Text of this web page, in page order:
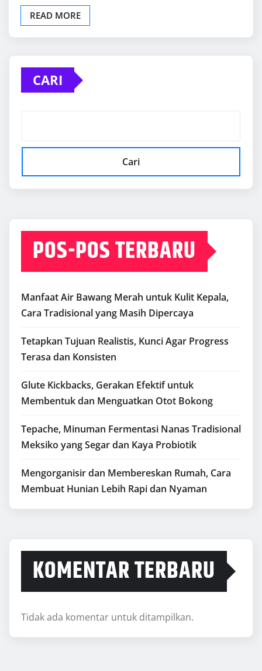
READ MORE
CARI
Cari
POS-POS TERBARU
Manfaat Air Bawang Merah untuk Kulit Kepala,
Cara Tradisional yang Masih Dipercaya
Tetapkan Tujuan Realistis, Kunci Agar Progress
Terasa dan Konsisten
Glute Kickbacks, Gerakan Efektif untuk
Membentuk dan Menguatkan Otot Bokong
Tepache, Minuman Fermentasi Nanas Tradisional
Meksiko yang Segar dan Kaya Probiotik
Mengorganisir dan Membereskan Rumah, Cara
Membuat Hunian Lebih Rapi dan Nyaman
KOMENTAR TERBARU
Tidak ada komentar untuk ditampilkan.